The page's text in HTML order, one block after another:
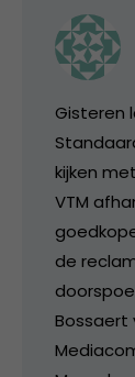
Gisteren
kijken
VTM
de
Bossaert